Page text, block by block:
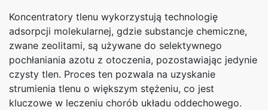
Koncentratory tlenu wykorzystują technologię
adsorpcji molekularnej, gdzie substancje chemiczne,
zwane zeolitami, są używane do selektywnego
pochłaniania azotu z otoczenia, pozostawiając jedynie
czysty tlen. Proces ten pozwala na uzyskanie
strumienia tlenu o większym stężeniu, co jest
kluczowe w leczeniu chorób układu oddechowego.